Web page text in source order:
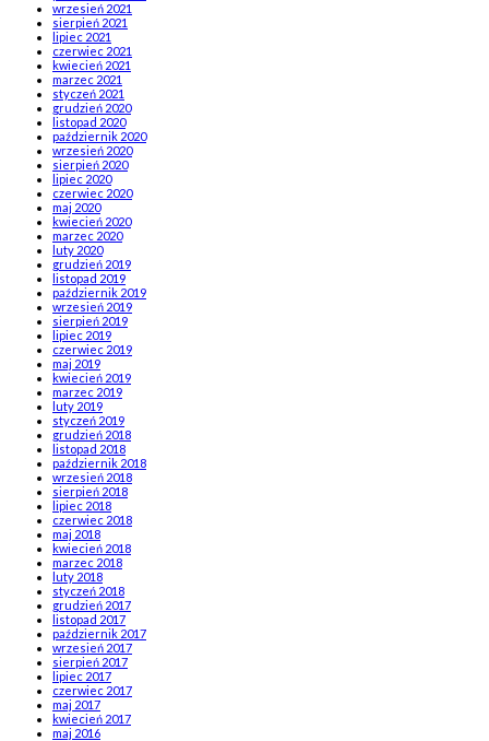
wrzesień 2021
sierpień 2021
lipiec 2021
czerwiec 2021
kwiecień 2021
marzec 2021
styczeń 2021
grudzień 2020
listopad 2020
październik 2020
wrzesień 2020
sierpień 2020
lipiec 2020
czerwiec 2020
maj 2020
kwiecień 2020
marzec 2020
luty 2020
grudzień 2019
listopad 2019
październik 2019
wrzesień 2019
sierpień 2019
lipiec 2019
czerwiec 2019
maj 2019
kwiecień 2019
marzec 2019
luty 2019
styczeń 2019
grudzień 2018
listopad 2018
październik 2018
wrzesień 2018
sierpień 2018
lipiec 2018
czerwiec 2018
maj 2018
kwiecień 2018
marzec 2018
luty 2018
styczeń 2018
grudzień 2017
listopad 2017
październik 2017
wrzesień 2017
sierpień 2017
lipiec 2017
czerwiec 2017
maj 2017
kwiecień 2017
maj 2016